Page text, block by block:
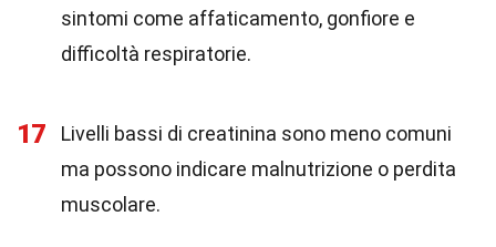
sintomi come affaticamento, gonfiore e
difficoltà respiratorie.
17
Livelli bassi di creatinina sono meno comuni
ma possono indicare malnutrizione o perdita
muscolare.